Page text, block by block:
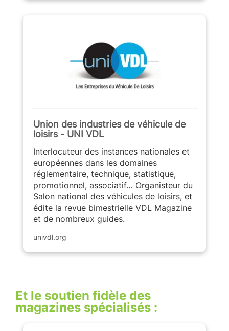
univdl.org
Union des industries de véhicule de
loisirs - UNI VDL
Interlocuteur des instances nationales et
européennes dans les domaines
réglementaire, technique, statistique,
promotionnel, associatif… Organisteur du
Salon national des véhicules de loisirs, et
édite la revue bimestrielle VDL Magazine
et de nombreux guides.
Et le soutien fidèle des
magazines spécialisés :